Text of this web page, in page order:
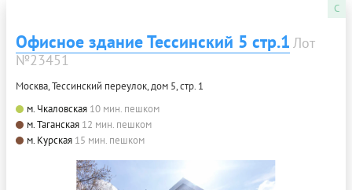
C
Офисное здание Тессинский 5 стр.1 Лот
№23451
Москва, Тессинский переулок, дом 5, стр. 1
м. Чкаловская 10 мин. пешком
м. Таганская 12 мин. пешком
м. Курская 15 мин. пешком